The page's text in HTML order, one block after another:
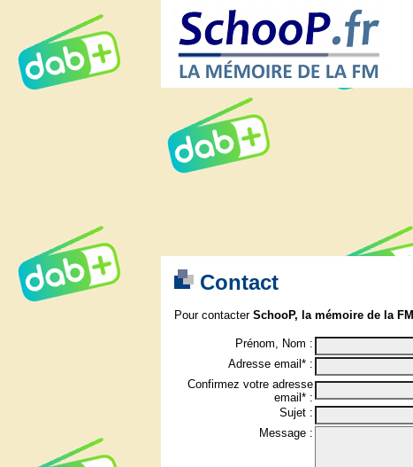
Contact
Pour contacter SchooP, la mémoire de la FM
Prénom, Nom :
Adresse email* :
Confirmez votre adresse
email* :
Sujet :
Message :